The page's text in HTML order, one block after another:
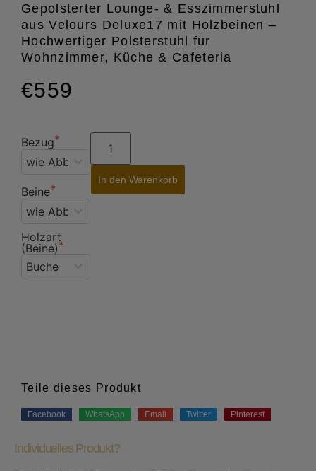
Gepolsterter Lounge- & Esszimmerstuhl
aus Velours Deluxe17 mit Holzbeinen –
Hochwertiger Polsterstuhl für
Wohnzimmer, Küche & Cafeteria
€559
Bezug
Beine
Holzart
(Beine)
In den Warenkorb
Teile dieses Produkt
Facebook WhatsApp Email Twitter Pinterest
Individuelles Produkt?